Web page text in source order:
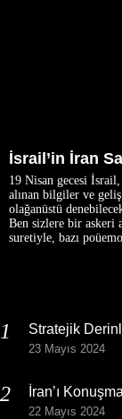
İsrail’in İran
19 Nisan gecesi
alınan bilgiler ve geliş
olağanüstü
Ben sizlere bir askeri
suretiyle, bazı
Stratejik
23 Mayıs 2024
İran’ı
22 Mayıs 2024